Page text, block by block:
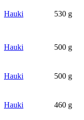
Hauki 530 g
Hauki 500 g
Hauki 500 g
Hauki 460 g